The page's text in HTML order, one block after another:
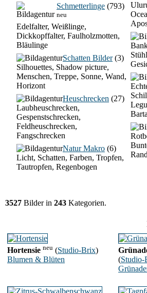
Schmetterlinge (793)
neu
Edelfalter, Weißlinge,
Dickkopffalter, Faulholzmotten,
Bläulinge
Schatten Bilder(3)
Silhouettes, Shadow picture,
Menschen, Treppe, Sonne, Wand,
Horizont
Heuschrecken (27)
Laubheuschrecken,
Gespenstschrecken,
Feldheuschrecken,
Fangschrecken
Natur Makro (6)
Licht, Schatten, Farben, Tropfen,
Tautropfen, Regenbogen
3527 Bilder in 243 Kategorien.
Hortensie neu (Studio-Brix)
Blumen & Blüten
(